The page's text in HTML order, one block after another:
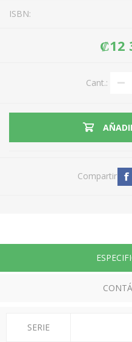
ISBN:
₡12
Cant.:
Compartir
SERIE